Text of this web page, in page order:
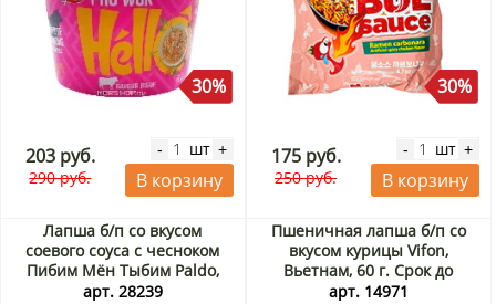
30%
203 руб.
290 руб.
- шт +
В корзину
30%
175 руб.
250 руб.
- шт +
В корзину
Лапша б/п со вкусом
соевого соуса с чесноком
Пибим Мён Тыбим Paldo,
Вьетнам, 76 г Акция
арт. 28239
Пшеничная лапша б/п со
вкусом курицы Vifon,
Вьетнам, 60 г. Срок до
24.09.2026. Распродажа
арт. 14971